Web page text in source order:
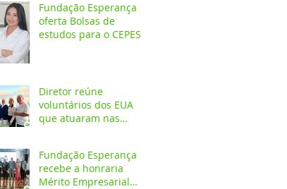
Fundação Esperança
oferta Bolsas de
estudos para o CEPES
Diretor reúne
voluntários dos EUA
que atuaram nas
Fundação Esperança
recebe a honraria
Mérito Empresarial